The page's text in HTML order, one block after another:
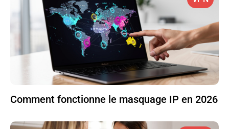
Comment fonctionne le masquage IP en 2026